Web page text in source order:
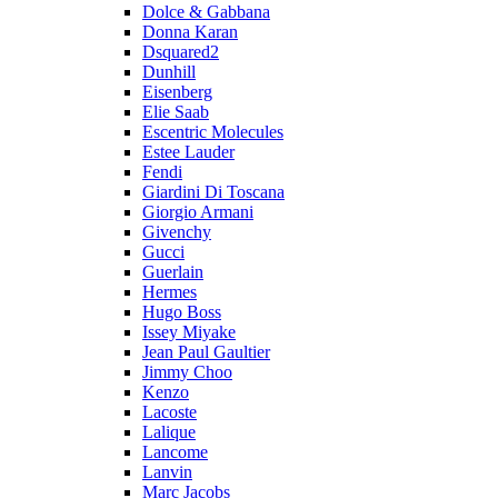
Dolce & Gabbana
Donna Karan
Dsquared2
Dunhill
Eisenberg
Elie Saab
Escentric Molecules
Estee Lauder
Fendi
Giardini Di Toscana
Giorgio Armani
Givenchy
Gucci
Guerlain
Hermes
Hugo Boss
Issey Miyake
Jean Paul Gaultier
Jimmy Choo
Kenzo
Lacoste
Lalique
Lancome
Lanvin
Marc Jacobs